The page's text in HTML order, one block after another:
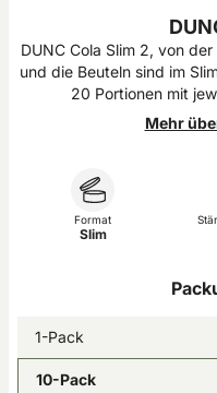
DUNC Cola Slim 2, von
und die Beuteln sind im
20 Portionen mit
Mehr
Format
Slim
1-Pack
10-Pack